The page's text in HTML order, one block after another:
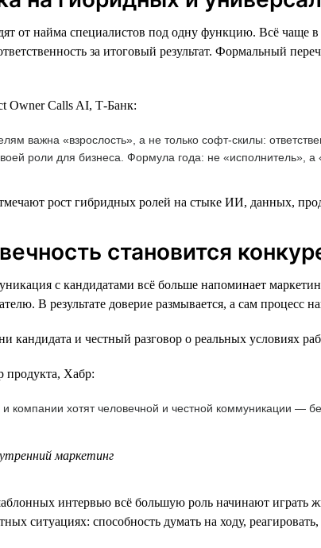
от найма специалистов под одну функцию. Всё чаще
за итоговый результат. Формальный
Owner Calls AI, Т-Банк:
важна «взрослость», а не только софт-скилы:
роли для бизнеса. Формула года: не «исполнитель», а
рост гибридных ролей на стыке ИИ, данных,
становится
с кандидатами всё больше напоминает
В результате доверие размывается, а сам
кандидата и честный разговор о реальных условиях
продукта, Хабр:
компании хотят человечной и честной коммуникации —
маркетинг
интервью всё большую роль начинают играть
ситуациях: способность думать на ходу,